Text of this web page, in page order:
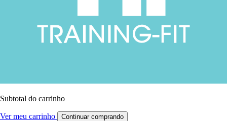
Subtotal do carrinho
Ver meu carrinho Continuar comprando